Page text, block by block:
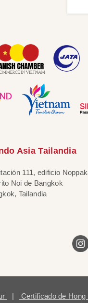
Asia Tailandia
111, edificio
Noi de Bangkok
Tailandia
| Certificado de Hong